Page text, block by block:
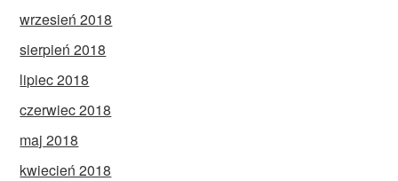
wrzesień 2018
sierpień 2018
lipiec 2018
czerwiec 2018
maj 2018
kwiecień 2018